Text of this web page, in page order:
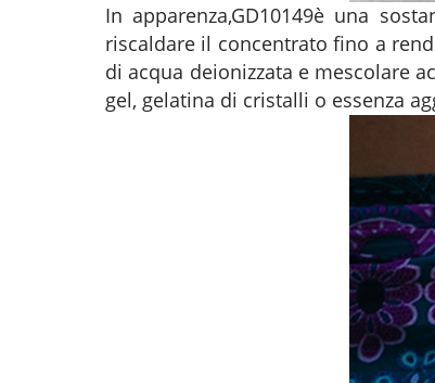
In apparenza,GD10149è una
riscaldare il concentrato fino a
di acqua deionizzata e mescolare
gel, gelatina di cristalli o essenza